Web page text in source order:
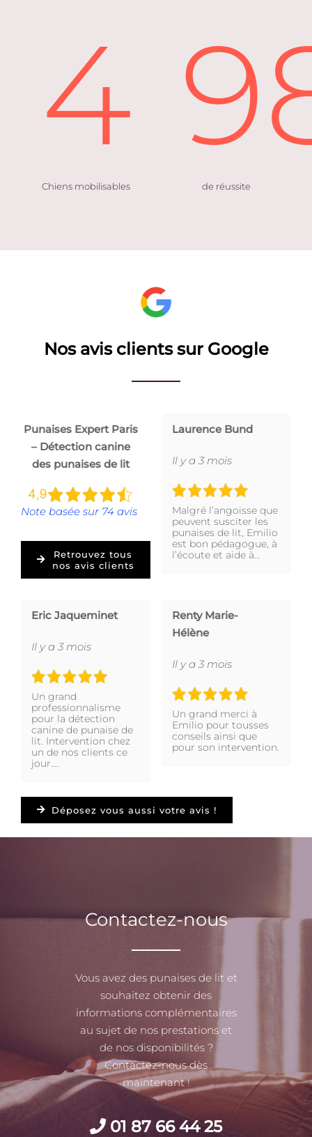
4
Chiens mobilisables de réussite
Nos avis clients sur Google
Punaises Expert Paris
– Détection canine
des punaises de lit
Note basée sur 74 avis
Retrouvez tous
nos avis clients
Laurence Bund
Il y a 3 mois
Malgré l’angoisse que
peuvent susciter les
punaises de lit, Emilio
est bon pédagogue, à
l’écoute et aide à…
Eric Jaqueminet
Il y a 3 mois
Un grand
professionnalisme
pour la détection
canine de punaise de
lit. Intervention chez
un de nos clients ce
jour….
Renty Marie-
Hélène
Il y a 3 mois
Un grand merci à
Emilio pour tousses
conseils ainsi que
pour son intervention.
Déposez vous aussi votre avis !
Contactez-nous
Vous avez des punaises de lit et
souhaitez obtenir des
informations complémentaires
au sujet de nos prestations et
de nos disponibilités ?
Contactez-nous dès
maintenant !
01 87 66 44 25